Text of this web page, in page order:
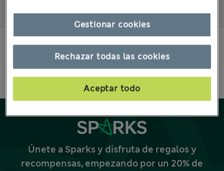
Cómo comprar
Únete a Sparks y disfruta de regalos y
recompensas, empezando por un 20% de
Rechazar todas las cookies
Aceptar todo
Gestionar cookies